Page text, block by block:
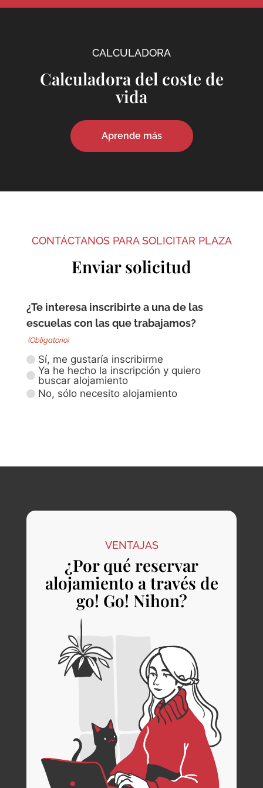
CALCULADORA
Calculadora del coste de
vida
Aprende más
CONTÁCTANOS PARA SOLICITAR PLAZA
Enviar solicitud
¿Te interesa inscribirte a una de las
escuelas con las que trabajamos?
(Obligatorio)
Sí, me gustaría inscribirme
Ya he hecho la inscripción y quiero
buscar alojamiento
No, sólo necesito alojamiento
VENTAJAS
¿Por qué reservar
alojamiento a través de
go! Go! Nihon?